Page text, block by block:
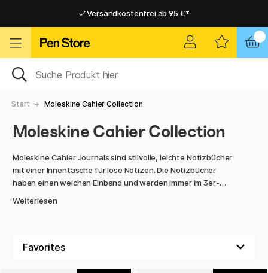
Versandkostenfrei ab 95 €*
Versandkostenfrei ab 95 €*
Start Moleskine Cahier Collection
Moleskine Cahier Collection
Moleskine Cahier Journals sind stilvolle, leichte Notizbücher
mit einer Innentasche für lose Notizen. Die Notizbücher
haben einen weichen Einband und werden immer im 3er-
Notizbücher gleichzeitig führen, Platz sparen und freier in
Weiterlesen